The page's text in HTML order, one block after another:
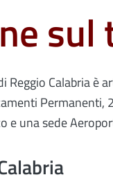
Reggio Calabria è
e una sede